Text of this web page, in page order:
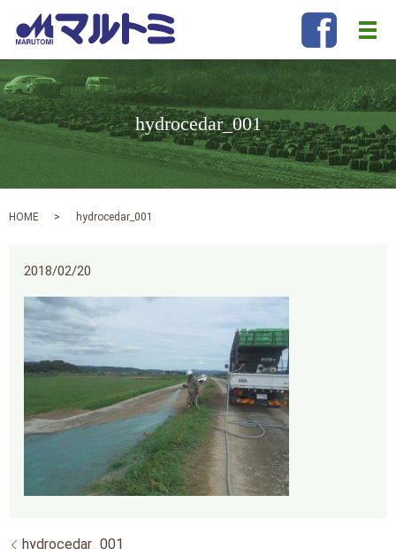
メ
hydrocedar_001
HOME hydrocedar_001
2018/02/20
hydrocedar_001